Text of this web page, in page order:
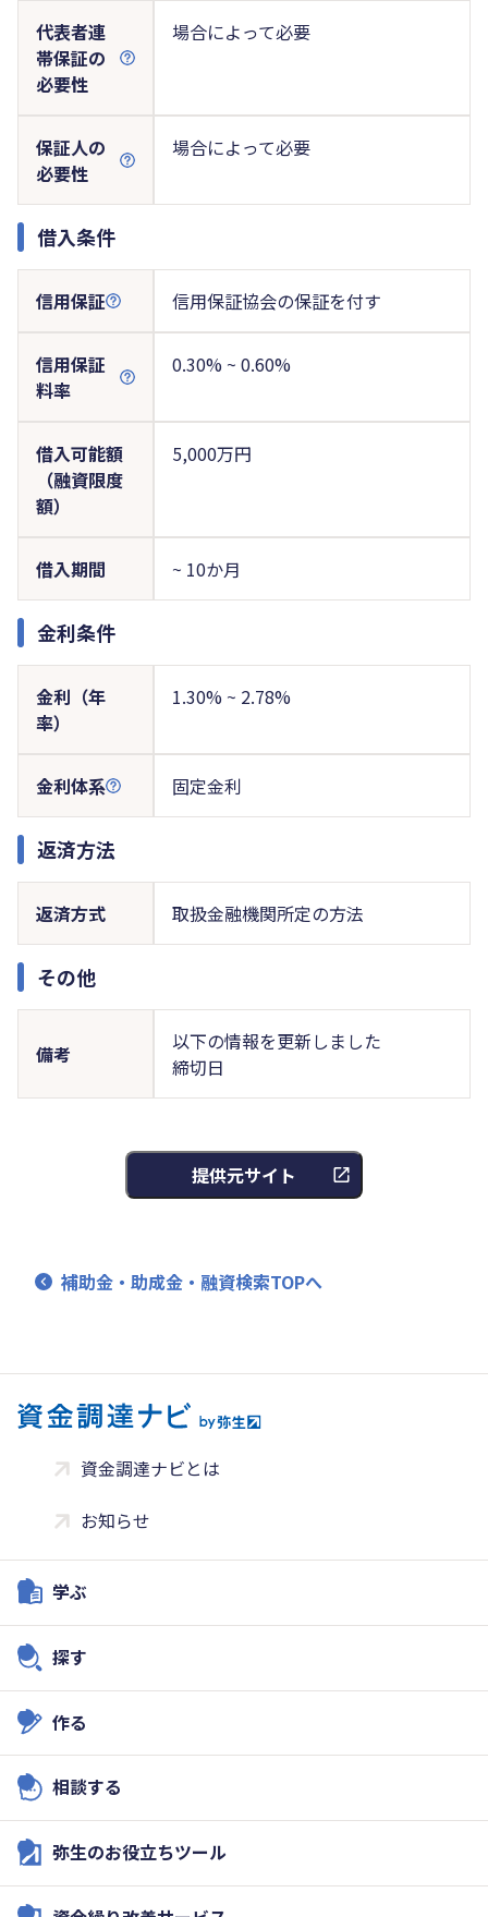
代表者連
帯保証の
必要性
場合によって必要
保証人の
必要性
場合によって必要
借入条件
信用保証 信用保証協会の保証を付す
信用保証
料率
0.30% ~ 0.60%
借入可能額
（融資限度
額）
5,000万円
借入期間 ~ 10か月
金利条件
金利（年
率）
1.30% ~ 2.78%
金利体系 固定金利
返済方法
返済方式 取扱金融機関所定の方法
その他
備考
以下の情報を更新しました
締切日
提供元サイト
補助金・助成金・融資検索TOPへ
資金調達ナビとは
お知らせ
学ぶ
探す
作る
相談する
弥生のお役立ちツール